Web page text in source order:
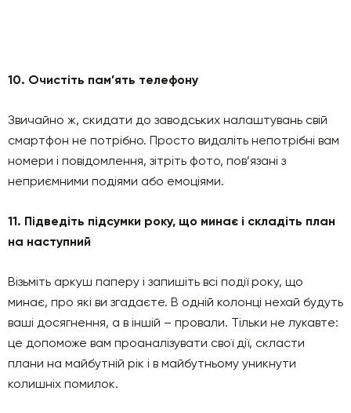
10. Очистіть пам’ять телефону
Звичайно ж, скидати до заводських налаштувань свій
смартфон не потрібно. Просто видаліть непотрібні вам
номери і повідомлення, зітріть фото, пов’язані з
неприємними подіями або емоціями.
11. Підведіть підсумки року, що минає і складіть план
на наступний
Візьміть аркуш паперу і запишіть всі події року, що
минає, про які ви згадаєте. В одній колонці нехай будуть
ваші досягнення, а в іншій – провали. Тільки не лукавте:
це допоможе вам проаналізувати свої дії, скласти
плани на майбутній рік і в майбутньому уникнути
колишніх помилок.